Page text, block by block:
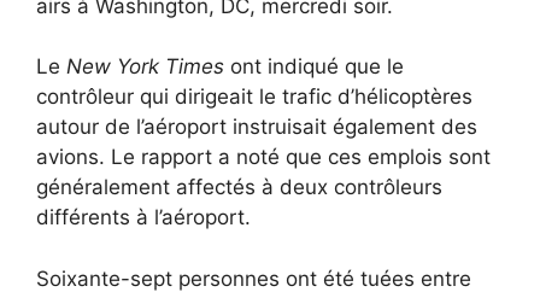
airs à Washington, DC, mercredi soir.
Le New York Times ont indiqué que le
contrôleur qui dirigeait le trafic d’hélicoptères
autour de l’aéroport instruisait également des
avions. Le rapport a noté que ces emplois sont
généralement affectés à deux contrôleurs
différents à l’aéroport.
Soixante-sept personnes ont été tuées entre